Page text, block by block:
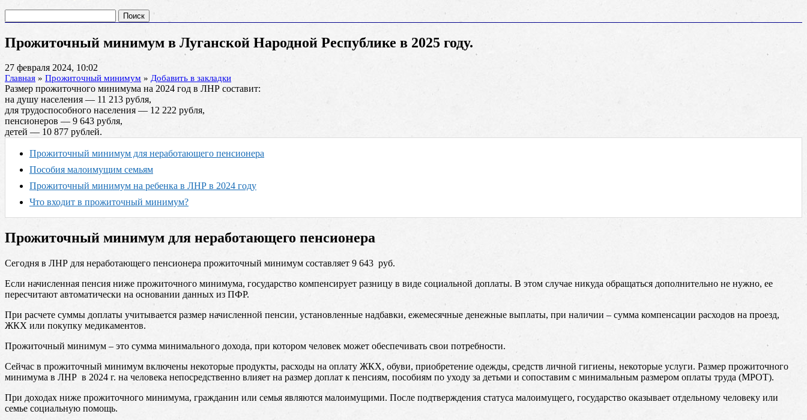
Прожиточный минимум в Луганской Народной Республике в 2025 году.
27 февраля 2024, 10:02
Главная » Прожиточный минимум » Добавить в закладки
Размер прожиточного минимума на 2024 год в ЛНР составит:
на душу населения — 11 213 рубля,
для трудоспособного населения — 12 222 рубля,
пенсионеров —9 643 рубля,
детей — 10 877 рублей.
Прожиточный минимум для неработающего пенсионера
Пособия малоимущим семьям
Прожиточный минимум на ребенка в ЛНР в 2024 году
Что входит в прожиточный минимум?
Прожиточный минимум для неработающего пенсионера
Сегодня в ЛНР для неработающего пенсионера прожиточный минимум составляет 9 643 руб.
Если начисленная пенсия ниже прожиточного минимума, государство компенсирует разницу в виде социальной доплаты. В этом случае никуда обращаться дополнительно не нужно, ее
пересчитают автоматически на основании данных из ПФР.
При расчете суммы доплаты учитывается размер начисленной пенсии, установленные надбавки, ежемесячные денежные выплаты, при наличии – сумма компенсации расходов на проезд,
ЖКХ или покупку медикаментов.
Прожиточный минимум – это сумма минимального дохода, при котором человек может обеспечивать свои потребности.
Сейчас в прожиточный минимум включены некоторые продукты, расходы на оплату ЖКХ, обуви, приобретение одежды, средств личной гигиены, некоторые услуги. Размер прожиточного
минимума в ЛНР в 2024 г. на человека непосредственно влияет на размер доплат к пенсиям, пособиям по уходу за детьми и сопоставим с минимальным размером оплаты труда (МРОТ).
При доходах ниже прожиточного минимума, гражданин или семья являются малоимущими. После подтверждения статуса малоимущего, государство оказывает отдельному человеку или
семье социальную помощь.